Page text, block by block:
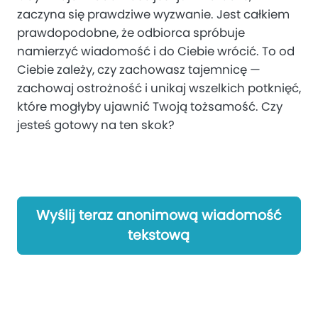
zaczyna się prawdziwe wyzwanie. Jest całkiem
prawdopodobne, że odbiorca spróbuje
namierzyć wiadomość i do Ciebie wrócić. To od
Ciebie zależy, czy zachowasz tajemnicę —
zachowaj ostrożność i unikaj wszelkich potknięć,
które mogłyby ujawnić Twoją tożsamość. Czy
jesteś gotowy na ten skok?
Wyślij teraz anonimową wiadomość
tekstową